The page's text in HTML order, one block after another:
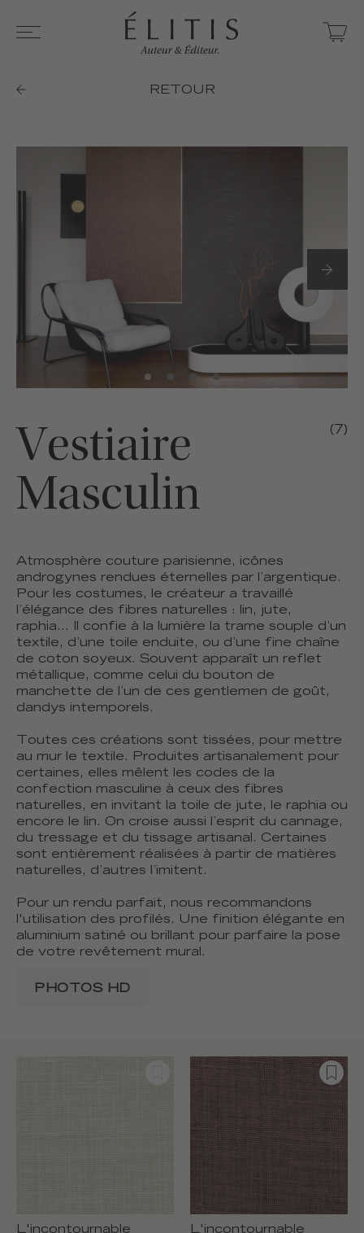
RETOUR
Vestiaire
Masculin
(7)
Atmosphère couture parisienne, icônes
androgynes rendues éternelles par l’argentique.
Pour les costumes, le créateur a travaillé
l’élégance des fibres naturelles : lin, jute,
raphia... Il confie à la lumière la trame souple d’un
textile, d’une toile enduite, ou d’une fine chaîne
de coton soyeux. Souvent apparaît un reflet
métallique, comme celui du bouton de
manchette de l’un de ces gentlemen de goût,
dandys intemporels.
Toutes ces créations sont tissées, pour mettre
au mur le textile. Produites artisanalement pour
certaines, elles mêlent les codes de la
confection masculine à ceux des fibres
naturelles, en invitant la toile de jute, le raphia ou
encore le lin. On croise aussi l’esprit du cannage,
du tressage et du tissage artisanal. Certaines
sont entièrement réalisées à partir de matières
naturelles, d’autres l’imitent.
Pour un rendu parfait, nous recommandons
l'utilisation des profilés. Une finition élégante en
aluminium satiné ou brillant pour parfaire la pose
de votre revêtement mural.
PHOTOS HD
L'incontournable
L'incontournable